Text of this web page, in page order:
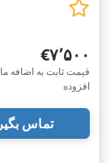
‎€۷٬۵۰۰
قیمت ثابت به اضافه
افزوده
تماس